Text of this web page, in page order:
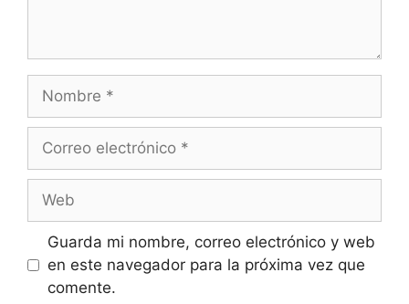
Guarda mi nombre, correo electrónico y web
en este navegador para la próxima vez que
comente.